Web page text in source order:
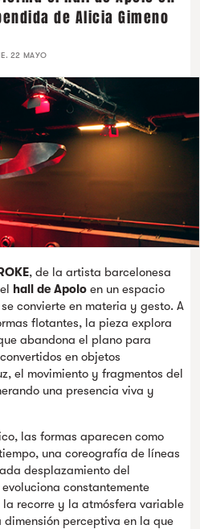
de Alicia Gimeno
22 MAYO
, de la artista barcelonesa
hall de Apolo en un espacio
convierte en materia y gesto. A
flotantes, la pieza explora
abandona el plano para
en objetos
el movimiento y fragmentos del
una presencia viva y
las formas aparecen como
una coreografía de líneas
desplazamiento del
constantemente
recorre y la atmósfera variable
perceptiva en la que